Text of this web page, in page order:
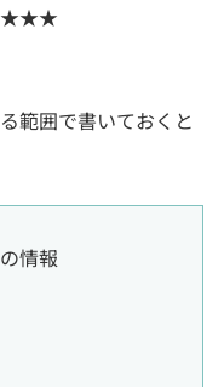
★★★★
範囲で書いておくと
情報